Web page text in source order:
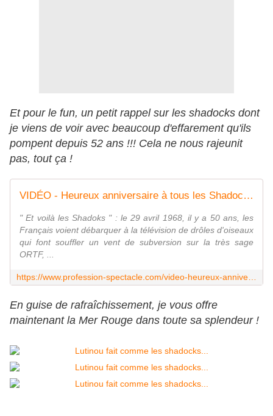
Et pour le fun, un petit rappel sur les shadocks dont
je viens de voir avec beaucoup d'effarement qu'ils
pompent depuis 52 ans !!! Cela ne nous rajeunit
pas, tout ça !
VIDÉO - Heureux anniversaire à tous les Shadocks : 50 ans de pompage aujourd'hui ! - Profession Spectacle le Mag'
" Et voilà les Shadoks " : le 29 avril 1968, il y a 50 ans, les
Français voient débarquer à la télévision de drôles d'oiseaux
qui font souffler un vent de subversion sur la très sage
ORTF, ...
En guise de rafraîchissement, je vous offre
maintenant la Mer Rouge dans toute sa splendeur !